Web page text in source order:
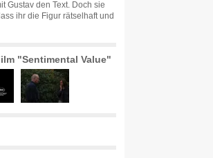
Gustav den Text. Doch sie
ihr die Figur rätselhaft und
"Sentimental Value"